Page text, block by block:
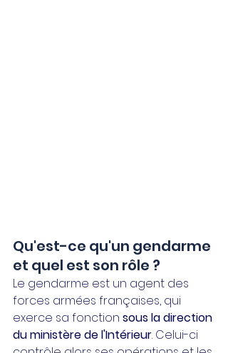
Qu'est-ce qu'un gendarme
et quel est son rôle ?
Le gendarme est un agent des
forces armées françaises, qui
exerce sa fonction sous la direction
du ministère de l'Intérieur. Celui-ci